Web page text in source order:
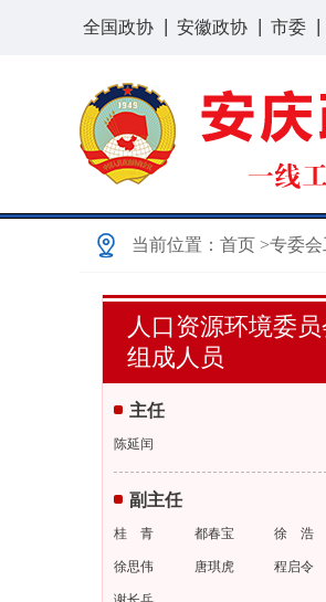
全国政协 安徽政协 市委
当前位置： 首页 >专委
人口资源环境委员
组成人员
主任
陈延闰
副主任
桂 青 都春宝 徐 浩
徐思伟 唐琪虎 程启令